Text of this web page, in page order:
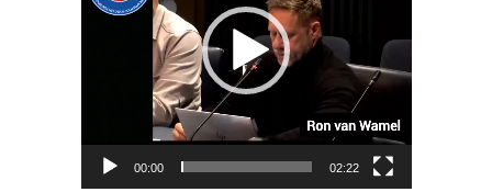
00:00 02:22